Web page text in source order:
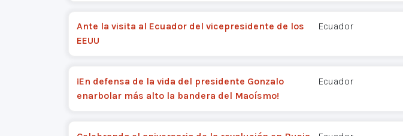
Ante la visita al Ecuador del vicepresidente de los
EEUU
Ecuador
¡En defensa de la vida del presidente Gonzalo
enarbolar más alto la bandera del Maoísmo!
Ecuador